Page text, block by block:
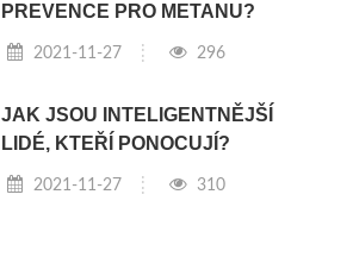
PREVENCE PRO METANU?
2021-11-27 296
JAK JSOU INTELIGENTNĚJŠÍ
LIDÉ, KTEŘÍ PONOCUJÍ?
2021-11-27 310